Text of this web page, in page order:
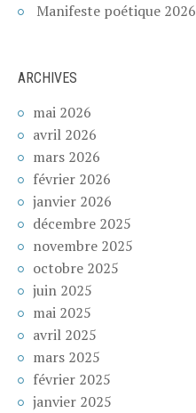
Manifeste poétique 2026
ARCHIVES
mai 2026
avril 2026
mars 2026
février 2026
janvier 2026
décembre 2025
novembre 2025
octobre 2025
juin 2025
mai 2025
avril 2025
mars 2025
février 2025
janvier 2025